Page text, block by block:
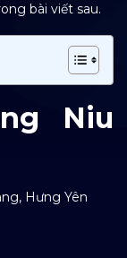
bài viết sau.
Niu
Hưng Yên